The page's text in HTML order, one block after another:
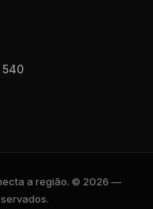
540
a região. © 2026 —